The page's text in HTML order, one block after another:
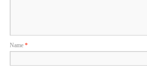
Name *